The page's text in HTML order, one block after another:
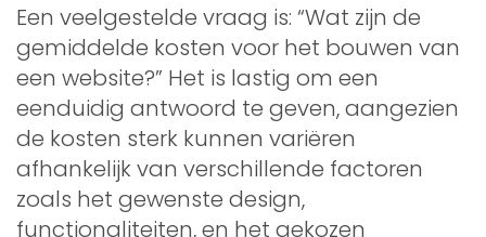
Een veelgestelde vraag is: “Wat zijn de
gemiddelde kosten voor het bouwen van
een website?” Het is lastig om een
eenduidig antwoord te geven, aangezien
de kosten sterk kunnen variëren
afhankelijk van verschillende factoren
zoals het gewenste design,
functionaliteiten, en het gekozen